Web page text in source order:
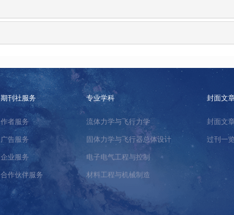
期刊社服务
作者服务
广告服务
企业服务
合作伙伴服务
专业学科
流体力学与飞行力学
固体力学与飞行器总体设计
电子电气工程与控制
材料工程与机械制造
封面文
封面文
过刊一